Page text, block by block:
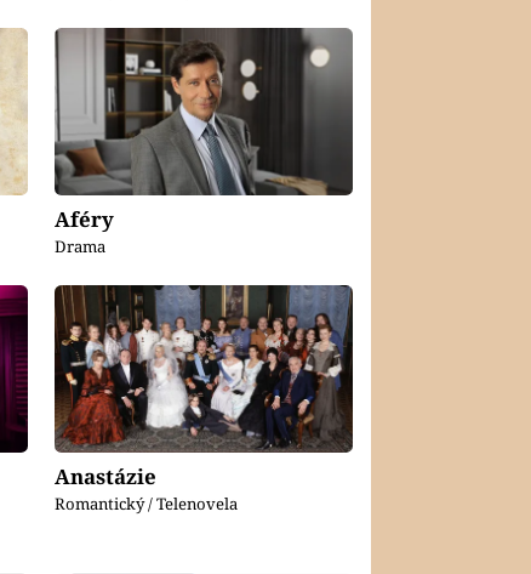
Aféry
Drama
Anastázie
Romantický / Telenovela